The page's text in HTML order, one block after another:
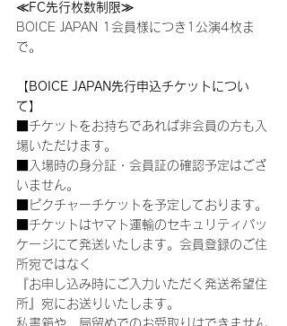
≪FC先行枚数制限≫
BOICE JAPAN 1会員様につき1公演4枚ま
で。
【BOICE JAPAN先行申込チケットについ
て】
■チケットをお持ちであれば非会員の方も入
場いただけます。
■入場時の身分証・会員証の確認予定はござ
いません。
■ピクチャーチケットを予定しております。
■チケットはヤマト運輸のセキュリティパッ
ケージにて発送いたします。会員登録のご住
所宛ではなく
『お申し込み時にご入力いただく発送希望住
所』宛にお送りいたします。
私書箱や、局留めでのお受取りはできません